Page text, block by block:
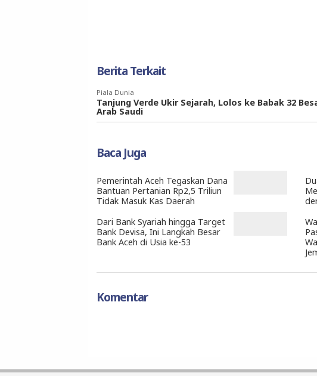
Berita Terkait
Piala Dunia
Tanjung Verde Ukir Sejarah, Lolos ke Babak 32
Arab Saudi
Baca Juga
Pemerintah Aceh Tegaskan Dana
Bantuan Pertanian Rp2,5 Triliun
Tidak Masuk Kas Daerah
Dari Bank Syariah hingga Target
Bank Devisa, Ini Langkah Besar
Bank Aceh di Usia ke-53
Komentar